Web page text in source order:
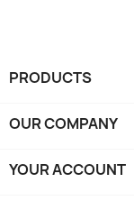
PRODUCTS
OUR COMPANY
YOUR ACCOUNT